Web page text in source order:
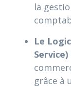
la
Le
Service)
grâce à